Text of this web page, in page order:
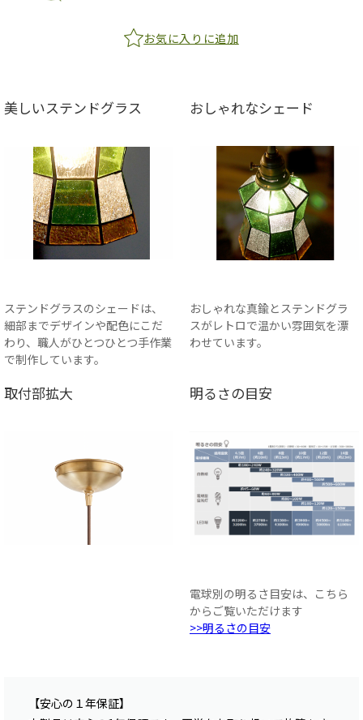
お気に入りに追加
美しいステンドグラス
ステンドグラスのシェードは、
細部までデザインや配色にこだ
わり、職人がひとつひとつ手作業
で制作しています。
おしゃれなシェード
おしゃれな真鍮とステンドグラ
スがレトロで温かい雰囲気を漂
わせています。
取付部拡大 明るさの目安
電球別の明るさ目安は、こちら
からご覧いただけます
>>明るさの目安
【安心の１年保証】